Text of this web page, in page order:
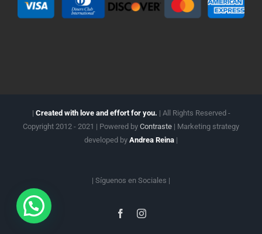
| Created with love and effort for you. | All Rights Reserved -
Copyright 2012 - 2021 | Powered by Contraste | Marketing strategy
developed by Andrea Reina |
| Síguenos en Sociales |
FacebookInstagram